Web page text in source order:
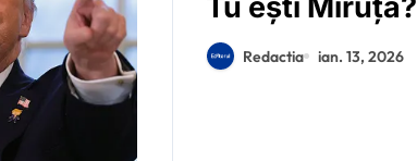
Redactia ian. 13, 2026